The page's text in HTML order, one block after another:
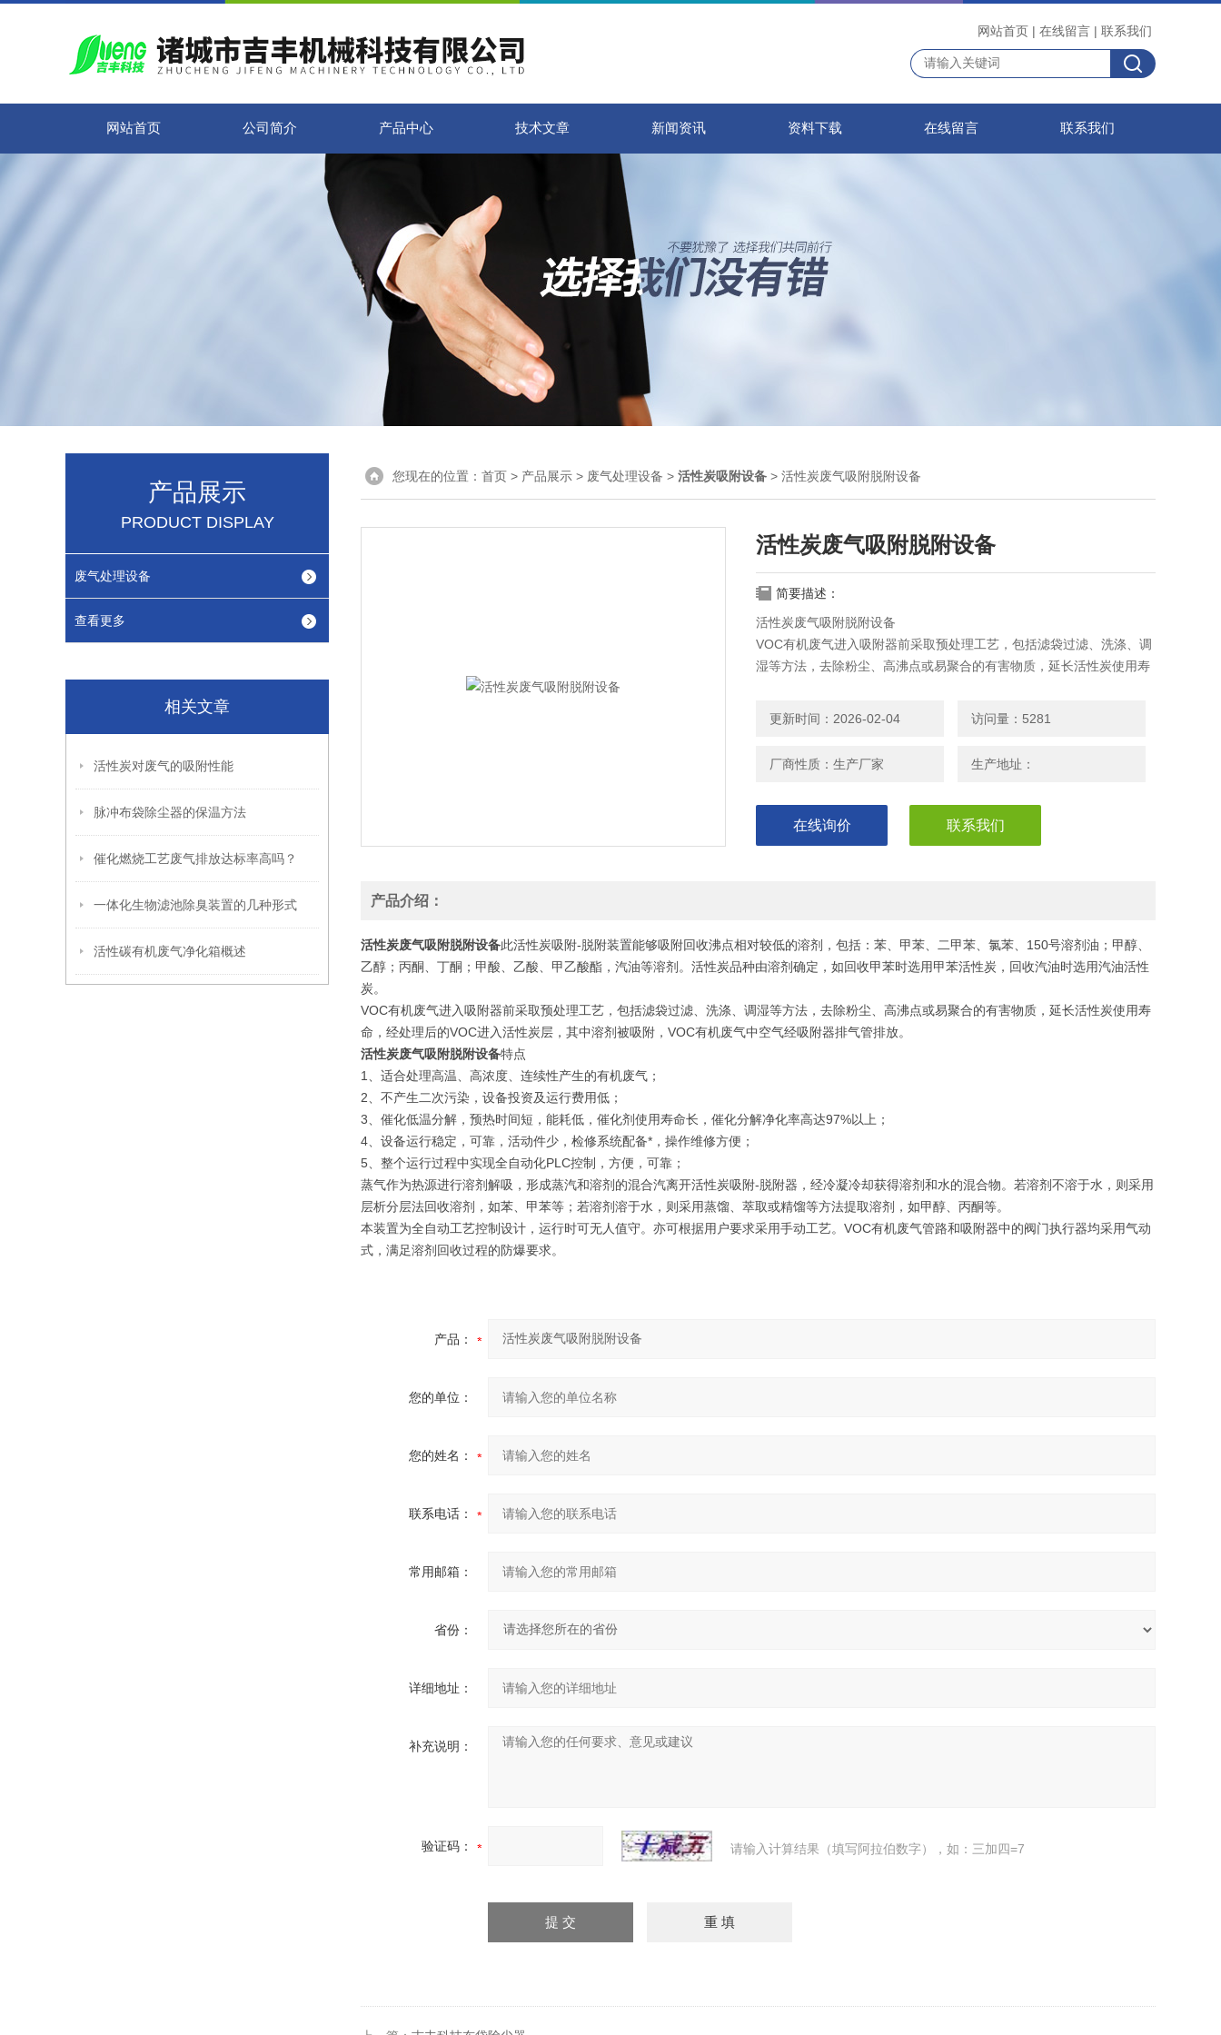
网站首页 | 在线留言 | 联系我们
网站首页 公司简介 产品中心 技术文章 新闻资讯 资料下载 在线留言 联系我们
产品展示
PRODUCT DISPLAY
废气处理设备
查看更多
相关文章
活性炭对废气的吸附性能
脉冲布袋除尘器的保温方法
催化燃烧工艺废气排放达标率高吗？
一体化生物滤池除臭装置的几种形式
活性碳有机废气净化箱概述
您现在的位置： 首页 > 产品展示 > 废气处理设备 > 活性炭吸附设备 > 活性炭废气吸附脱附设备
活性炭废气吸附脱附设备
简要描述：
活性炭废气吸附脱附设备
VOC有机废气进入吸附器前采取预处理工艺，包括滤袋过滤、洗涤、调
湿等方法，去除粉尘、高沸点或易聚合的有害物质，延长活性炭使用寿
空气经吸附器排气管排放。
更新时间：2026-02-04 访问量：5281
厂商性质：生产厂家 生产地址：
在线询价 联系我们
产品介绍：
活性炭废气吸附脱附设备此活性炭吸附-脱附装置能够吸附回收沸点相对较低的溶剂，包括：苯、甲苯、二甲苯、氯苯、150号溶剂油；甲醇、
乙醇；丙酮、丁酮；甲酸、乙酸、甲乙酸酯，汽油等溶剂。活性炭品种由溶剂确定，如回收甲苯时选用甲苯活性炭，回收汽油时选用汽油活性
炭。
VOC有机废气进入吸附器前采取预处理工艺，包括滤袋过滤、洗涤、调湿等方法，去除粉尘、高沸点或易聚合的有害物质，延长活性炭使用寿
命，经处理后的VOC进入活性炭层，其中溶剂被吸附，VOC有机废气中空气经吸附器排气管排放。
活性炭废气吸附脱附设备特点
1、适合处理高温、高浓度、连续性产生的有机废气；
2、不产生二次污染，设备投资及运行费用低；
3、催化低温分解，预热时间短，能耗低，催化剂使用寿命长，催化分解净化率高达97%以上；
4、设备运行稳定，可靠，活动件少，检修系统配备*，操作维修方便；
5、整个运行过程中实现全自动化PLC控制，方便，可靠；
蒸气作为热源进行溶剂解吸，形成蒸汽和溶剂的混合汽离开活性炭吸附-脱附器，经冷凝冷却获得溶剂和水的混合物。若溶剂不溶于水，则采用
层析分层法回收溶剂，如苯、甲苯等；若溶剂溶于水，则采用蒸馏、萃取或精馏等方法提取溶剂，如甲醇、丙酮等。
本装置为全自动工艺控制设计，运行时可无人值守。亦可根据用户要求采用手动工艺。VOC有机废气管路和吸附器中的阀门执行器均采用气动
式，满足溶剂回收过程的防爆要求。
产品：
您的单位：
您的姓名：
联系电话：
常用邮箱：
省份：
详细地址：
补充说明：
验证码： 请输入计算结果（填写阿拉伯数字），如：三加四=7